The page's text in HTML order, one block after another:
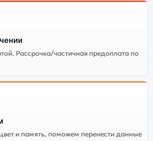
Рассрочка/частичная предоплата по
и память, поможем перенести данные